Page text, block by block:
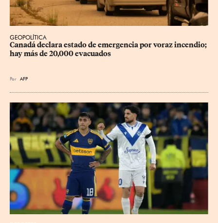
GEOPOLÍTICA
Canadá declara estado de emergencia por voraz incendio;
hay más de 20,000 evacuados
Por AFP